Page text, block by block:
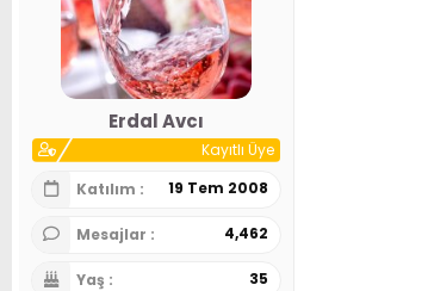
Erdal Avcı
Kayıtlı Üye
Katılım
19 Tem 2008
Mesajlar 4,462
Yaş 35